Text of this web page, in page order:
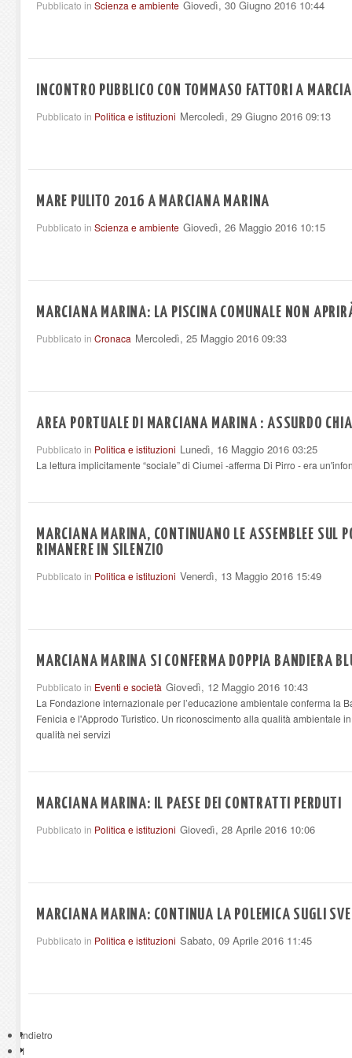
Pubblicato in Scienza e ambiente Giovedì, 30 Giugno 2016 10:44
INCONTRO PUBBLICO CON TOMMASO FATTORI A
Pubblicato in Politica e istituzioni Mercoledì, 29 Giugno 2016 09:13
MARE PULITO 2016 A MARCIANA MARINA
Pubblicato in Scienza e ambiente Giovedì, 26 Maggio 2016 10:15
MARCIANA MARINA: LA PISCINA COMUNALE NON
Pubblicato in Cronaca Mercoledì, 25 Maggio 2016 09:33
AREA PORTUALE DI MARCIANA MARINA : ASSURDO
Pubblicato in Politica e istituzioni Lunedì, 16 Maggio 2016 03:25
La lettura implicitamente “sociale” di Ciumei -afferma Di Pirro - era
MARCIANA MARINA, CONTINUANO LE ASSEMBLEE SUL
RIMANERE IN SILENZIO
Pubblicato in Politica e istituzioni Venerdì, 13 Maggio 2016 15:49
MARCIANA MARINA SI CONFERMA DOPPIA BANDIERA
Pubblicato in Eventi e società Giovedì, 12 Maggio 2016 10:43
La Fondazione internazionale per l’educazione ambientale conferma la
Fenicia e l'Approdo Turistico. Un riconoscimento alla qualità ambientale
qualità nei servizi
MARCIANA MARINA: IL PAESE DEI CONTRATTI PERDUTI
Pubblicato in Politica e istituzioni Giovedì, 28 Aprile 2016 10:06
MARCIANA MARINA: CONTINUA LA POLEMICA SUGLI
Pubblicato in Politica e istituzioni Sabato, 09 Aprile 2016 11:45
Indietro
1